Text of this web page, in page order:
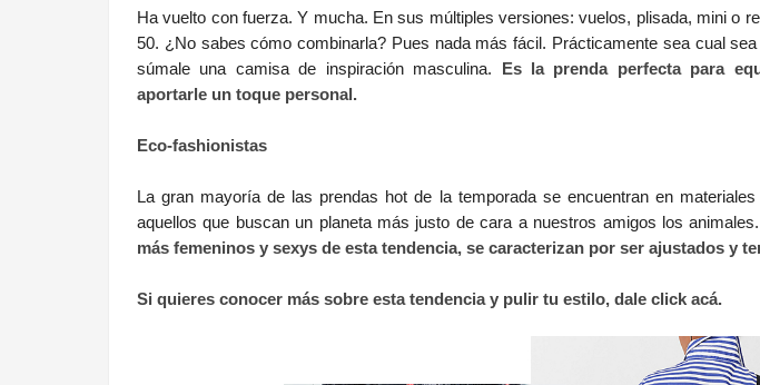
Ha vuelto con fuerza. Y mucha. En sus múltiples versiones: vuelos, plisada, mini o
50. ¿No sabes cómo combinarla? Pues nada más fácil. Prácticamente sea cual
súmale una camisa de inspiración masculina.
Es la prenda perfecta para
aportarle un toque personal.
Eco-fashionistas
La gran mayoría de las prendas hot de la temporada se encuentran en
aquellos que buscan un planeta más justo de cara a nuestros amigos los animales.
más femeninos y sexys de esta tendencia, se caracterizan por ser ajustados y
Si quieres conocer más sobre esta tendencia y pulir tu estilo, dale click acá.